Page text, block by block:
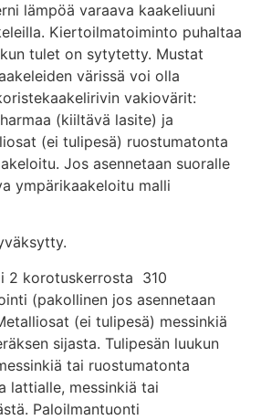
lämpöä varaava kaakeliuuni
Kiertoilmatoiminto puhaltaa
tulet on sytytetty. Mustat
värissä voi olla
vakiovärit:
(kiiltävä lasite) ja
(ei tulipesä) ruostumatonta
Jos asennetaan suoralle
ympärikaakeloitu malli
2 korotuskerrosta 310
(pakollinen jos asennetaan
(ei tulipesä) messinkiä
sijasta. Tulipesän luukun
tai ruostumatonta
lattialle, messinkiä tai
Paloilmantuonti